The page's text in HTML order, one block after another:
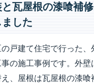
瓦屋根の漆喰補
した
戸建て住宅で行った、
の施工事例です。外壁
、屋根は瓦屋根の漆喰